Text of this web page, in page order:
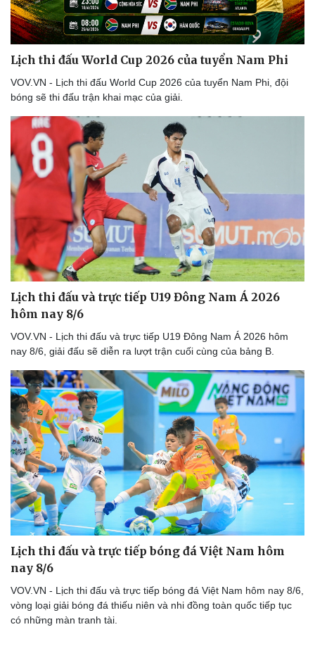
Lịch thi đấu World Cup 2026 của tuyển Nam Phi
VOV.VN - Lịch thi đấu World Cup 2026 của tuyển Nam Phi, đội
bóng sẽ thi đấu trận khai mạc của giải.
Lịch thi đấu và trực tiếp U19 Đông Nam Á 2026
hôm nay 8/6
VOV.VN - Lịch thi đấu và trực tiếp U19 Đông Nam Á 2026 hôm
nay 8/6, giải đấu sẽ diễn ra lượt trận cuối cùng của bảng B.
Lịch thi đấu và trực tiếp bóng đá Việt Nam hôm
nay 8/6
VOV.VN - Lịch thi đấu và trực tiếp bóng đá Việt Nam hôm nay 8/6,
vòng loại giải bóng đá thiếu niên và nhi đồng toàn quốc tiếp tục
có những màn tranh tài.